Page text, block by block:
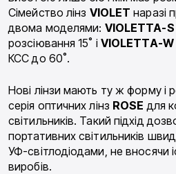
Сімейство лінз VIOLET наразі
двома моделями: VIOLETTA-S
розсіювання 15˚ і VIOLETTA-W
КСС до 60˚.
Нові лінзи мають ту ж форму і
серія оптичних лінз ROSE для
світильників. Такий підхід
портативних світильників
УФ-світлодіодами, не вносячи
виробів.